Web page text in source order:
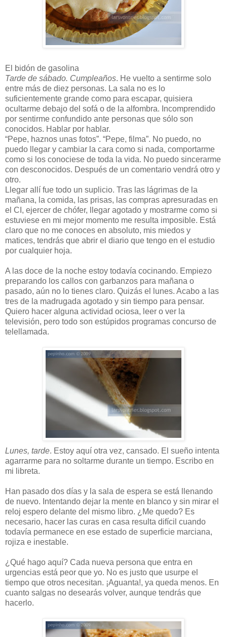
El bidón de gasolina
Tarde de sábado. Cumpleaños. He vuelto a sentirme solo
entre más de diez personas. La sala no es lo
suficientemente grande como para escapar, quisiera
ocultarme debajo del sofá o de la alfombra. Incomprendido
por sentirme confundido ante personas que sólo son
conocidos. Hablar por hablar.
“Pepe, haznos unas fotos”. “Pepe, filma”. No puedo, no
puedo llegar y cambiar la cara como si nada, comportarme
como si los conociese de toda la vida. No puedo sincerarme
con desconocidos. Después de un comentario vendrá otro y
otro.
Llegar allí fue todo un suplicio. Tras las lágrimas de la
mañana, la comida, las prisas, las compras apresuradas en
el CI, ejercer de chófer, llegar agotado y mostrarme como si
estuviese en mi mejor momento me resulta imposible. Está
claro que no me conoces en absoluto, mis miedos y
matices, tendrás que abrir el diario que tengo en el estudio
por cualquier hoja.
A las doce de la noche estoy todavía cocinando. Empiezo
preparando los callos con garbanzos para mañana o
pasado, aún no lo tienes claro. Quizás el lunes. Acabo a las
tres de la madrugada agotado y sin tiempo para pensar.
Quiero hacer alguna actividad ociosa, leer o ver la
televisión, pero todo son estúpidos programas concurso de
telellamada.
Lunes, tarde. Estoy aquí otra vez, cansado. El sueño intenta
agarrarme para no soltarme durante un tiempo. Escribo en
mi libreta.
Han pasado dos días y la sala de espera se está llenando
de nuevo. Intentando dejar la mente en blanco y sin mirar el
reloj espero delante del mismo libro. ¿Me quedo? Es
necesario, hacer las curas en casa resulta difícil cuando
todavía permanece en ese estado de superficie marciana,
rojiza e inestable.
¿Qué hago aquí? Cada nueva persona que entra en
urgencias está peor que yo. No es justo que usurpe el
tiempo que otros necesitan. ¡Aguanta!, ya queda menos. En
cuanto salgas no desearás volver, aunque tendrás que
hacerlo.